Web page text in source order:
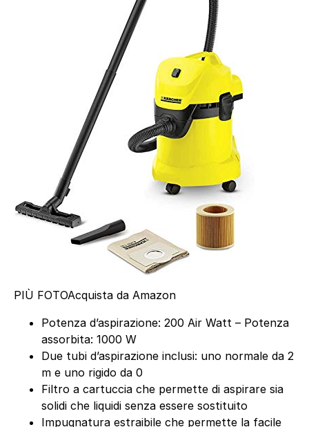
PIÙ FOTOAcquista da Amazon
Potenza d’aspirazione: 200 Air Watt – Potenza
assorbita: 1000 W
Due tubi d’aspirazione inclusi: uno normale da 2
m e uno rigido da 0
Filtro a cartuccia che permette di aspirare sia
solidi che liquidi senza essere sostituito
Impugnatura estraibile che permette la facile